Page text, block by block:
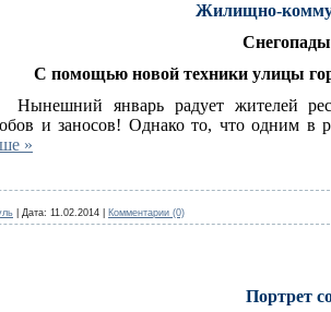
Жилищно-
С помощью новой техники улицы
Нынешний январь радует жителей
и заносов! Однако то, что одним в
»
Дата: 11.02.2014 Комментарии (0)
Портрет